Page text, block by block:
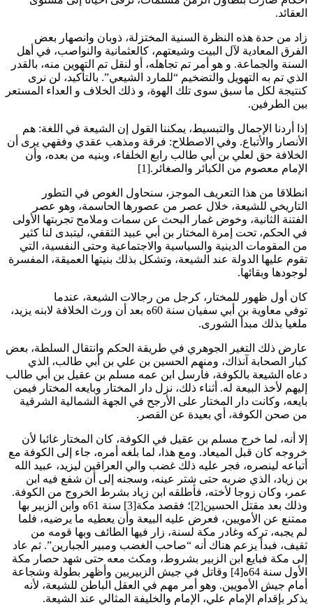
العقائد.
زاد من حدة هذه النظرة السنية المختزلة، ذوبان وانصهار بعض
الفرق المعادية لآل البيت وشيعتهم، كالعثمانية والنواصب، في أهل
السنة والجماعة. و هو أمر تم تجاهله، أو لنقل تم التهوين منه، بالقدر
الذي تم به التهويل والتضخيم “للمارد الشيعي”. بالتأكيد، لن نرى
كنتيجة لكل ما سبق سوى تلك الهوة، و ذلك الخلاف و العداء المستعر
بين الطرفين.
إذا أردنا الإجمال والتبسيط، يمكننا القول إن الشيعة في اللغة: هم
الأنصار والأتباع. وفي الاصطلاح: فرقة ومذهب عقدي وفقهي يرى أن
الخلافة حق لعلي بن أبي طالب رابع الخلفاء، وبنيه من بعده، وأن
الإمام معصوم من الكبائر والصغائر [1].
انطلاقا من هذا التعريف الموجز، سنحاول الغوص في التطور
التاريخي للشيعة، خلال عصر من عصورها الحاسمة، وهو عصر
الفتنة الثانية، وخوض غمار البحث عن سمات وملامح تجربتها الأولى
في الحكم، تحت إمرة المختار بن أبي عبيد الثقفي، ليتبدى لنا كثير
من المقومات الدينية والسياسية والاجتماعية وحتى النفسية، التي
تقوم عليها الدولة عند الشيعة، وتشكل بذلك بنيتها العميقة، المفسرة
لوجودها وبقائها.
كان أول ظهور للمختار، كرجل من رجالات الشيعة، عندما
توفي معاوية بن أبي سفيان سنة 60ه بعد أن ورث الخلافة لابنه يزيد،
ملغيا بذلك مبدأ الشورى.
عارض ذلك التغير الجوهري في طريقة الحكم وانتقال السلطة، بعض
كبار الصحابة آنذاك، ومنهم الحسين بن علي بن أبي طالب، الذي
دعاه الشيعة بالكوفة، فأرسل ابن عمه مسلم بن عقيل بن أبي طالب
إليهم لأخذ البيعة له. أثناء ذلك، نزل دار المختار وبايعه المختار فيمن
بايعه، وكانت دار المختار على الأرجح في الجهة الشمالية الشرقية
من صحن الكوفة، أي بعيدة عن القصر .
إلا أنه، لما خرج مسلم بن عقيل في الكوفة، كان المختار غائبا لأن
خروجه كان قبل الميعاد. ومع هذا، لما بلغه أمره، جاء إلى الكوفة مع
أتباعه لينصره، فجر عليه ذلك غضب والي العراقين ليزيد، عبيد الله
بن زياد، الذي ضربه حتى شتر عينه، وسجنه إلى أن شفع فيه ابن
عمر، وكان زوجا لأخته، فأطلقه ابن زياد بشرط الخروج من الكوفة.
وذلك بعد مقتل الحسين[2]؛ فقصد مكة[3] سنة 61ه وابن الزبير بها
ممتنع عن الأمويين، فعرض عليه البيعة وأن يعطيه ما يرضيه، فلما
لم يجبه، تركه وغادر مكة لسنة، زار فيها الطائف وبها قومه من
ثقيف، فبدأ يزعم هناك أنه “صاحب الغضب ومبير الجبارين”. ثم عاد
إلى مكة فبايع ابن الزبير بشروط، ومكث معه حتى شهد حصار مكة
الأول سنة 64ه[4] وقاتل في جيش الزبيريين وأظهر بطولة وشجاعة
أمام جيش الأمويين. وهو أمر مهم في العقل الباطن للشيعة، لأنه
يذكر بإقدام الإمام علي، الإمام والخليفة المثالي عند الشيعة.